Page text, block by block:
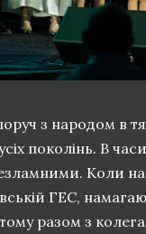
з народом в
поколінь. В
Коли
ГЕС,
разом з